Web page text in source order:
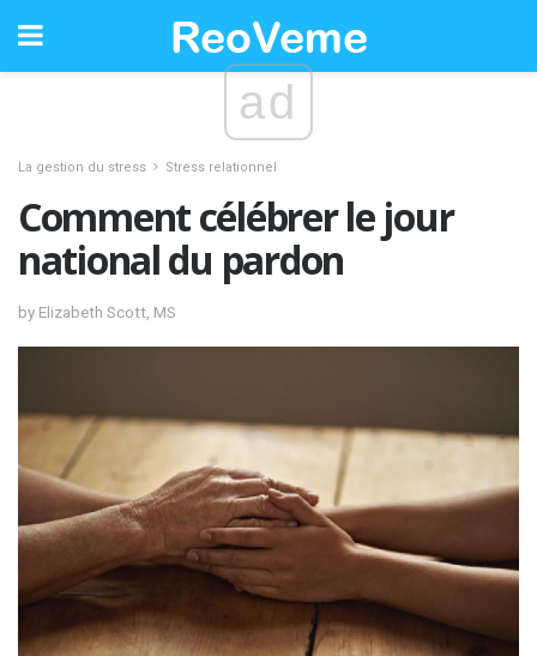
ad
La gestion du stress Stress relationnel
Comment célébrer le jour
national du pardon
by Elizabeth Scott, MS